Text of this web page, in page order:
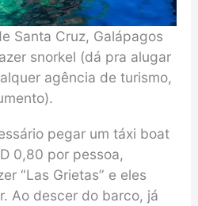
Santa Cruz, Galápagos
snorkel (dá pra alugar
agência de turismo,
pegar um táxi boat
0,80 por pessoa,
“Las Grietas” e eles
Ao descer do barco, já